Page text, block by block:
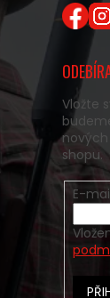
Vložte
shopu.
E-